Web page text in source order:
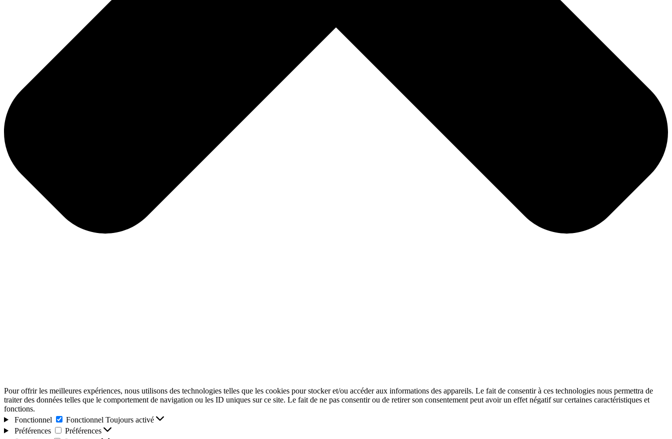
Pour offrir les meilleures expériences, nous utilisons des technologies telles que les cookies pour stocker et/ou accéder aux informations des appareils. Le fait de consentir à ces technologies nous permettra de
traiter des données telles que le comportement de navigation ou les ID uniques sur ce site. Le fait de ne pas consentir ou de retirer son consentement peut avoir un effet négatif sur certaines caractéristiques et
fonctions.
Fonctionnel
Fonctionnel Toujours activé
Préférences
Préférences